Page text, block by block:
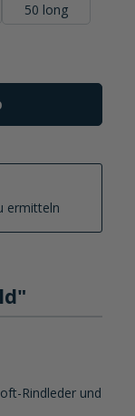
verfügbar.)
Option ist zurzeit nicht
50 long
Wert ein
ermitteln
Rindleder und